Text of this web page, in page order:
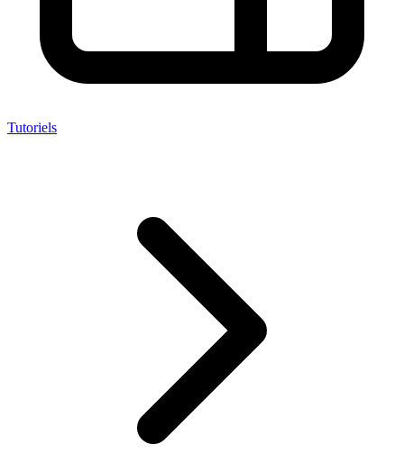
Tutoriels